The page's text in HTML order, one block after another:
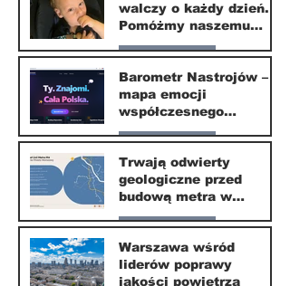
20 kwi
walczy o każdy dzień.
Pomóżmy naszemu
małemu sąsiadowi
odzyskać dzieciństwo
Nasze miasto
30 mar
Barometr Nastrojów –
mapa emocji
współczesnego
społeczeństwa
Nasze miasto
30 mar
Trwają odwierty
geologiczne przed
budową metra w
Wilanowie
Nasze miasto
24 mar
Warszawa wśród
liderów poprawy
jakości powietrza